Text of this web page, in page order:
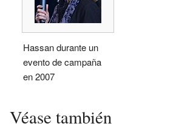
Hassan durante un
evento de campaña
en 2007
Véase también